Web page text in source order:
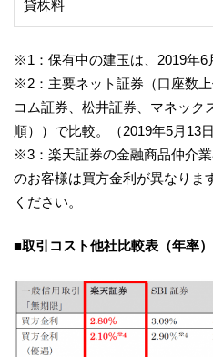
貸株料
※1：保有中の建玉は、2019年6
※2：主要ネット証券（口座数
コム証券、松井証券、マネック
順））で比較。（2019年5月13
※3：楽天証券の金融商品仲介
のお客様は買方金利が異なりま
ください。
■取引コスト他社比較表（年率）